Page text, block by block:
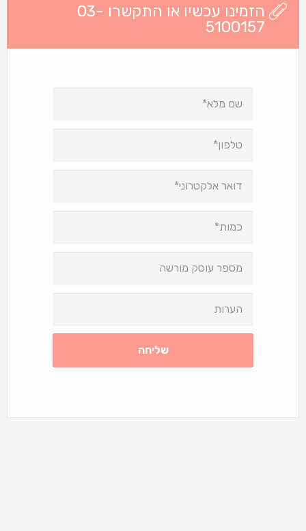
הזמינו עכשיו או התקשרו 03-
5100157